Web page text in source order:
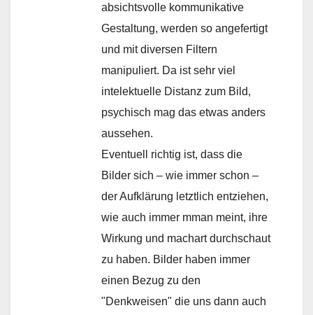
absichtsvolle kommunikative
Gestaltung, werden so angefertigt
und mit diversen Filtern
manipuliert. Da ist sehr viel
intelektuelle Distanz zum Bild,
psychisch mag das etwas anders
aussehen.
Eventuell richtig ist, dass die
Bilder sich – wie immer schon –
der Aufklärung letztlich entziehen,
wie auch immer mman meint, ihre
Wirkung und machart durchschaut
zu haben. Bilder haben immer
einen Bezug zu den
"Denkweisen" die uns dann auch